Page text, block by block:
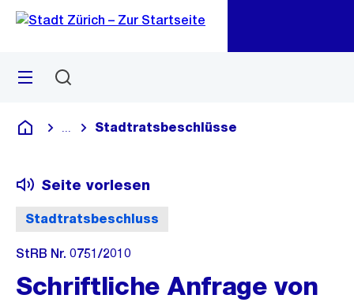
Navigation
Sprunglink
Menü
Deutsch
Blende alle Breadcrumbs ein
Stadtratsbeschlüsse
Stadtratsbeschluss
Seite vorlesen
StRB Nr. 0751/2010
Schriftliche Anfrage von